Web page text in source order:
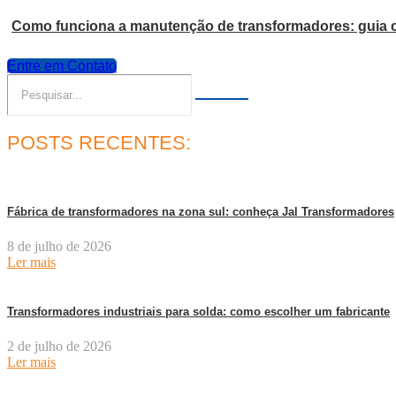
Como funciona a manutenção de transformadores: guia
Entre em Contato
POSTS RECENTES:
Fábrica de transformadores na zona sul: conheça Jal Transformadores
8 de julho de 2026
Ler mais
Transformadores industriais para solda: como escolher um fabricante
2 de julho de 2026
Ler mais